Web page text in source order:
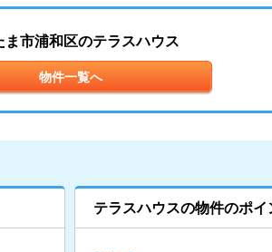
ま市浦和区のテラスハウス
物件一覧へ
テラスハウスの物件のポイ